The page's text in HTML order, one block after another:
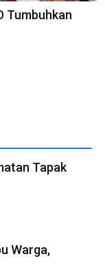
Tumbuhkan
Tapak
Warga,